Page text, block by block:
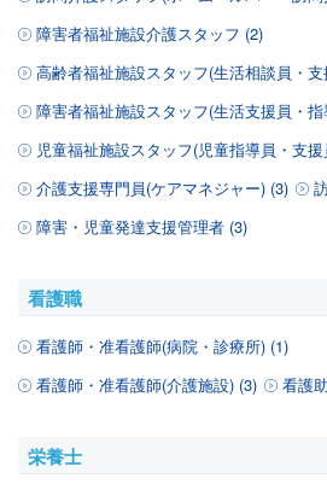
障害者福祉施設介護スタッフ (2)
高齢者福祉施設スタッフ(生活相談員・
障害者福祉施設スタッフ(生活支援員・
児童福祉施設スタッフ(児童指導員・支
介護支援専門員(ケアマネジャー) (3)
障害・児童発達支援管理者 (3)
看護職
看護師・准看護師(病院・診療所) (1)
看護師・准看護師(介護施設) (3)
看護
栄養士